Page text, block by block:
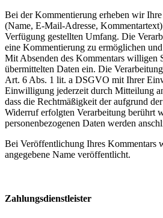
Bei der Kommentierung erheben wir Ihre
(Name, E-Mail-Adresse,
Verfügung gestellten Umfang. Die
eine Kommentierung zu ermöglichen
Mit Absenden des Kommentars willigen
übermittelten Daten ein. Die
Art. 6 Abs. 1 lit. a DSGVO mit Ihrer
Einwilligung jederzeit durch Mitteilung
dass die Rechtmäßigkeit der aufgrund
Widerruf erfolgten Verarbeitung berührt
personenbezogenen Daten werden
Bei Veröffentlichung Ihres Kommentars
angegebene Name veröffentlicht.
Zahlungsdienstleister